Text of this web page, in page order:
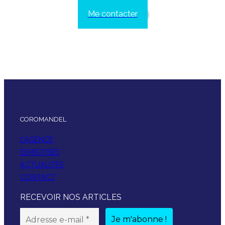
Me contacter
COROMANDEL
L’AGENCE
EXPERTISES
ACTUALITÉS
CONTACT
RECEVOIR NOS ARTICLES